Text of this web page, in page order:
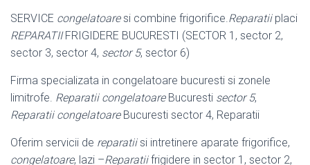
SERVICE congelatoaresi combine frigorifice. Reparatiiplaci
REPARATIIFRIGIDERE BUCURESTI (SECTOR 1, sector 2,
sector 3, sector 4, sector 5, sector 6)
Firma specializata in congelatoare bucuresti si zonele
limitrofe. Reparatii congelatoareBucuresti sector 5,
Reparatii congelatoareBucuresti sector 4, Reparatii
Oferim servicii de reparatiisi intretinere aparate frigorifice,
congelatoare, lazi –Reparatiifrigidere in sector 1, sector 2,